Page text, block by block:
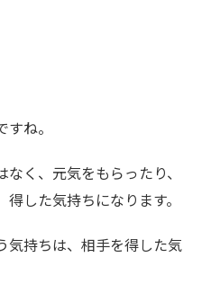
ね。
く、元気をもらったり、
した気持ちになります。
気持ちは、相手を得した気